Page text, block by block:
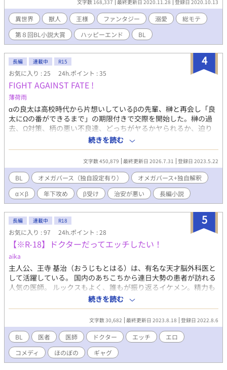
が、一途。(ビッチではないです。)エロは予告なしに入ります。
所々シリアスもありますが、主人公は頑張ります。ご都合主義ご
めんなさい。ムーンライトノベルズでも投稿しています。
文字数 168,337 最終更新日 2020.11.28 登録日 2020.10.13
異世界 獣人 王様 ファンタジー 溺愛
総モテ
第８回BL小説大賞
ハッピーエンド BL
4
長編 連載中 R15
お気に入り : 25 24h.ポイント : 35
FIGHT AGAINST FATE !
薄荷雨
αの良太は高校時代から片想いしているβの先輩、榊と再会し「良
太にΩの番ができるまで」の期限付きで交際を開始した。榊の過
去、Ω対策、柄の悪い不良達、どっちがヤるかヤられるか、迫り
くるΩの発情フェロモン！拳で解決できるのか？良太と榊、運命
に抗え！ 【ご注意】 ※βの榊龍時が総モテ気味なのかもしれな
いです。 ※ビッチングはありません。 ※軽い暴力、性行為、
近親相姦の描写を含む予定です。 ※舞台は架空の日本。
続きを読む
文字数 450,879 最終更新日 2026.7.31 登録日 2023.5.22
BL オメガバース（独自設定有り）
オメガバース+独自解釈
α×β
年下攻め β受け 治安が悪い 長編小説
5
長編 連載中 R18
お気に入り : 97 24h.ポイント : 28
【※R-18】ドクターだってエッチしたい！
aika
主人公、王寺 基治（おうじもとはる）は、有名な天才脳外科医と
して活躍している。 国内のあちこちから連日大勢の患者が訪れる
人気の医師。 ルックスもよく、誰もが振り返るイケメン。精力も
人一倍ある。 彼はあまりの忙しさにプライベートの時間がほぼ取
れないことにストレスを感じていた。 エッチしたくてたまらない
のに、時間がない。 恋人を作ろうにも、時間がない。 一人で暮ら
すには大きすぎる高級マンションで孤独な生活を送る王寺。 天才
医師でその上ルックスもパーフェクトな彼に、言い寄ってくる男
は五万といる。 同僚の医師、看護士、薬剤師、検査技師、など総
モテ状態の彼は、恋の相手に一体誰を選ぶのか？ とりあえずエッ
チしてみてから相手を決めようということにして・・・
続きを読む
文字数 30,682 最終更新日 2023.8.18 登録日 2022.8.6
BL 医者 医師 ドクター エッチ
エロ
コメディ
ほのぼの ギャグ